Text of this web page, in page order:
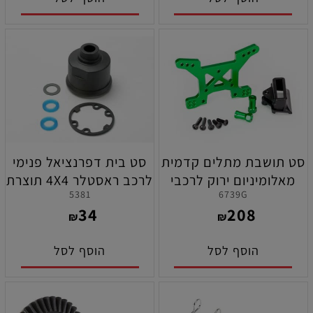
סט תושבת מתלים קדמית
מאלומיניום ירוק לרכבי
ראסטלר 4X4 והוס תוצרת
טרקסס
6739G
₪208
הוסף לסל
סט בית דפרנציאל פנימי
לרכב ראסטלר 4X4 תוצרת
טרקסס
5381
₪34
הוסף לסל